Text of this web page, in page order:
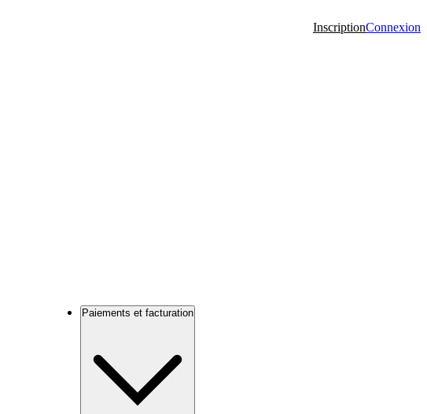
InscriptionConnexion
Paiements et facturation